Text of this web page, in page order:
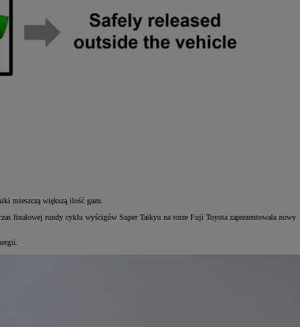
mieszczą większą ilość gazu.
finałowej rundy cyklu wyścigów Super Taikyu na torze Fuji Toyota zaprezentowała nowy